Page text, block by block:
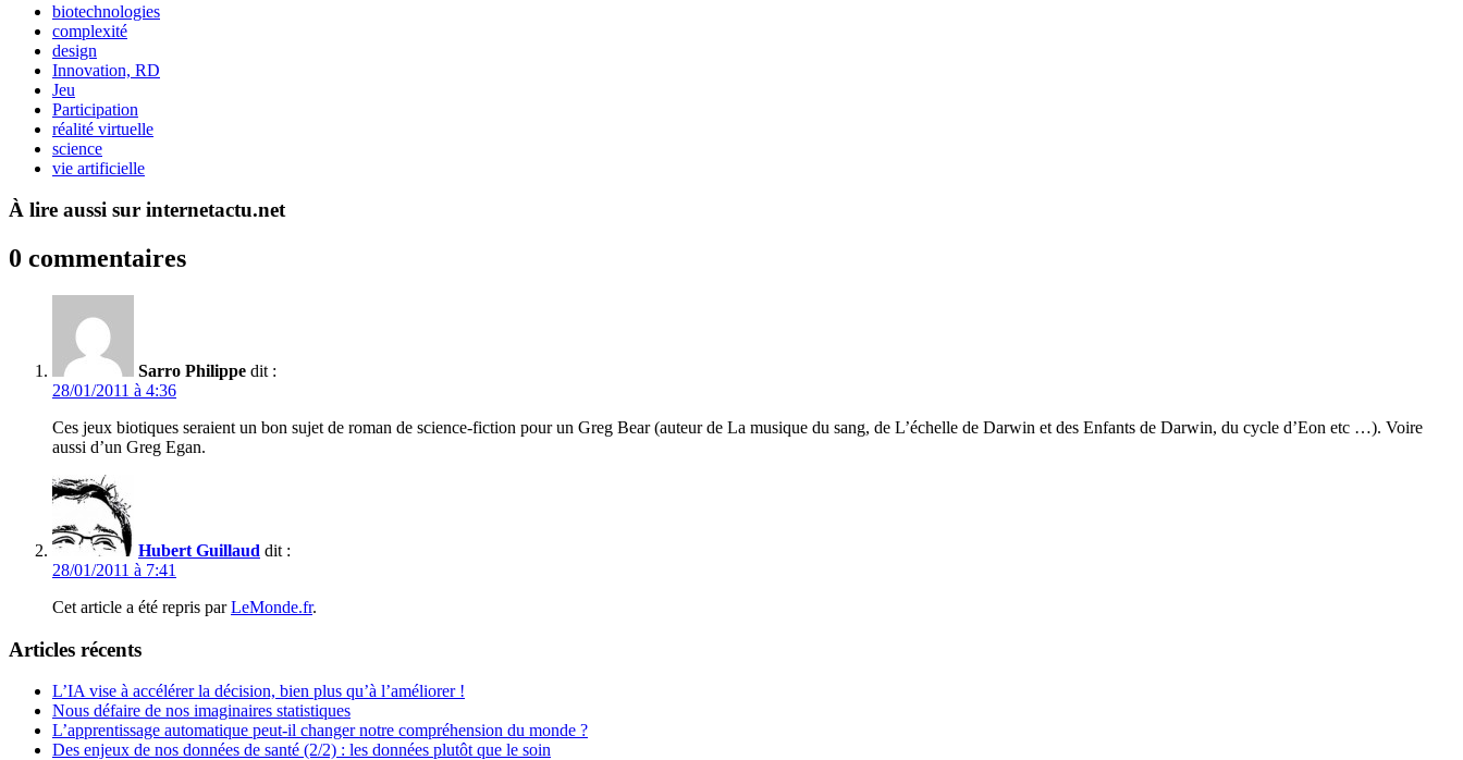
biotechnologies
complexité
design
Innovation, RD
Jeu
Participation
réalité virtuelle
science
vie artificielle
À lire aussi sur internetactu.net
0 commentaires
Sarro Philippe dit :
28/01/2011 à 4:36
Ces jeux biotiques seraient un bon sujet de roman de science-fiction pour un Greg Bear (auteur de La musique du sang, de L’échelle de Darwin et des Enfants de Darwin, du cycle d’Eon etc …). Voire
aussi d’un Greg Egan.
Hubert Guillaud dit :
28/01/2011 à 7:41
Cet article a été repris parLeMonde.fr.
Articles récents
L’IA vise à accélérer la décision, bien plus qu’à l’améliorer !
Nous défaire de nos imaginaires statistiques
L’apprentissage automatique peut-il changer notre compréhension du monde ?
Des enjeux de nos données de santé (2/2) : les données plutôt que le soin